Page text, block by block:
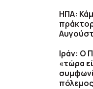
ΗΠΑ:
Ιράν: Ο
«τώρα